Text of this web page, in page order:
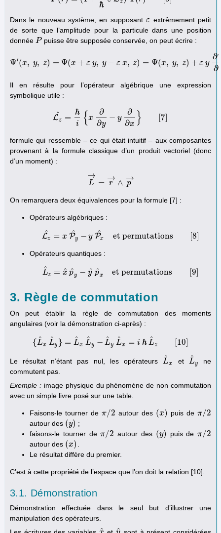
ℏ z
Dans le nouveau système, en supposantε
ε extrêmement petit
de sorte que l’amplitude pour la particule dans une position
donnée P
P puisse être supposée conservée, on peut écrire :
Ψ′(x, y, z) = Ψ(x + ε y, y − ε x, z) = Ψ(x, y, z) + ε y
∂
∂
Ψ ′(x, y, z) =Ψ(x +ε y, y −ε x , z =Ψ(x, y, z)+ y ∂Ψ∂x−ε x
Il en résulte pour l’opérateur algébrique une expression
symbolique utile :
Lz
^ =
ℏ
i {x
∂
∂y
− y
∂
∂x } 7
Lz ^=ℏ {x ∂ ∂y −y ∂∂x [7
formule qui ressemble – ce qui était intuitif – aux composantes
provenant à la formule classique d’un produit vectoriel (donc
d’un moment) :
L
→
= r
→
∧ p
→
L →= → ∧p →
On remarquera deux équivalences pour la formule [7] :
Opérateurs algébriques :
Lz
^ = x Py
^ − y Px
^ et permutations 8
Lz^= x Py ^−y x^et permutations[8
Opérateurs quantiques :
L
^z = x
^ p
^y − y
^ p
^x et permutations 9
L^z= x^ p^ y−y p^x et permutations[
3. Règle de commutation
On peut établir la règle de commutation des moments
angulaires (voir la démonstration ci-après) :
{L
^x L
^y } = L
^x L
^y − L
^y L
^x = i ℏ L
^z 10
{L^x L^ y}=L^x L^ y−L ^y L ^x=i ℏ L^z
Le résultat n’étant pas nul, les opérateursL
^x
L^x et L
^y
L^y ne
commutent pas.
Exemple :image physique du phénomène de non commutation
avec un simple livre posé sur une table.
Faisons-le tourner de π/2
π/2 autour des (x)
(x) puis deπ/2
π/2
autour des (y)
(y)
;
faisons-le tourner deπ/2
π/2 autour des (y)
(y) puis deπ/2
π/2
autour des (x)
(x)
.
Le résultat diffère du premier.
C’est à cette propriété de l’espace que l’on doit la relation [10].
3.1. Démonstration
Démonstration effectuée dans le seul but d’illustrer une
manipulation des opérateurs.